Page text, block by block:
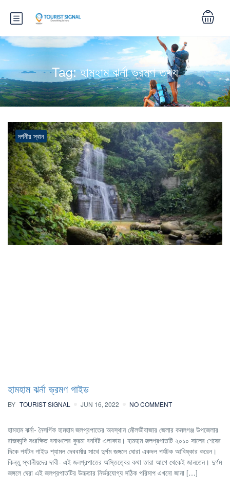
Tag:হামহাম ঝর্না ভ্রমণ তথ্য
দর্শনীয় স্থান
হামহাম ঝর্না ভ্রমণ গাইড
BY TOURIST SIGNAL JUN 16, 2022 NO COMMENT
হামহাম ঝর্না- নৈসর্গিক হামহাম জলপ্রপাতের অবস্থান মৌলভীবাজার জেলার কমলগঞ্জ উপজেলার
রাজকান্দি সংরক্ষিত বনাঞ্চলের কুরমা বনবিট এলাকায়। হামহাম জলপ্রপাতটি ২০১০ সালের শেষের
দিকে পর্যটন গাইড শ্যামল দেববর্মার সাথে দুর্গম জঙ্গলে ঘোরা একদল পর্যটক আবিষ্কার করেন।
কিন্তু স্থানীয়দের দাবী- এই জলপ্রপাতের অস্তিত্বের কথা তারা আগে থেকেই জানতেন। দুর্গম
জঙ্গলে ঘেরা এই জলপ্রপাতটির উচ্চতার নির্ভরযোগ্য সঠিক পরিমাপ এখনো জানা […]